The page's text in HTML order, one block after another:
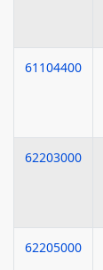
61104400
62203000
62205000